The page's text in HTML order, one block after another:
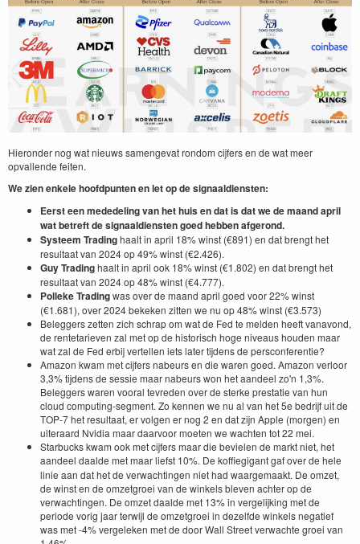
Hieronder nog wat nieuws samengevat rondom cijfers en de wat meer
opvallende feiten.
We zien enkele hoofdpunten en let op de signaaldiensten:
Eerst een mededeling van het huis en dat is dat we de maand april
wat betreft de signaaldiensten goed hebben afgerond.
Systeem Tradinghaalt in april 18% winst (€891) en dat brengt het
resultaat van 2024 op 49% winst (€2.426).
Guy Tradinghaalt in april ook 18% winst (€1.802) en dat brengt het
resultaat van 2024 op 48% winst (€4.777).
Polleke Tradingwas over de maand april goed voor 22% winst
(€1.681), over 2024 bekeken zitten we nu op 48% winst (€3.573)
Beleggers zetten zich schrap om wat de Fed te melden heeft vanavond,
de rentetarieven zal met op de historisch hoge niveaus houden maar
wat zal de Fed erbij vertellen iets later tijdens de persconferentie?
Amazon kwam met cijfers nabeurs en die waren goed. Amazon verloor
3,3% tijdens de sessie maar nabeurs won het aandeel zo'n 1,3%.
Beleggers waren vooral tevreden over de sterke prestatie van hun
cloud computing-segment. Zo kennen we nu al van het 5e bedrijf uit de
TOP-7 het resultaat, er volgen er nog 2 en dat zijn Apple (morgen) en
uiteraard Nvidia maar daarvoor moeten we wachten tot 22 mei.
Starbucks kwam ook met cijfers maar die bevielen de markt niet, het
aandeel daalde met maar liefst 10%. De koffiegigant gaf over de hele
linie aan dat het de verwachtingen niet had waargemaakt. De omzet,
de winst en de omzetgroei van de winkels bleven achter op de
verwachtingen. De omzet daalde met 13% in vergelijking met de
periode vorig jaar terwijl de omzetgroei in dezelfde winkels negatief
was met -4% vergeleken met de door Wall Street verwachte groei van